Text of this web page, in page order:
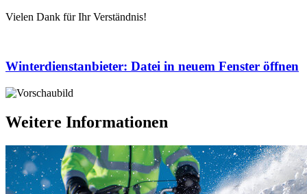
Vielen Dank für Ihr Verständnis!
Winterdienstanbieter: Datei in neuem Fenster öffnen
Weitere Informationen